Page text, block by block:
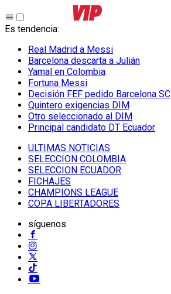
Es tendencia:
Real Madrid a Messi
Barcelona descarta a Julián
Yamal en Colombia
Fortuna Messi
Decisión FEF pedido Barcelona SC
Quintero exigencias DIM
Otro seleccionado al DIM
Principal candidato DT Ecuador
ULTIMAS NOTICIAS
SELECCION COLOMBIA
SELECCION ECUADOR
FICHAJES
CHAMPIONS LEAGUE
COPA LIBERTADORES
síguenos